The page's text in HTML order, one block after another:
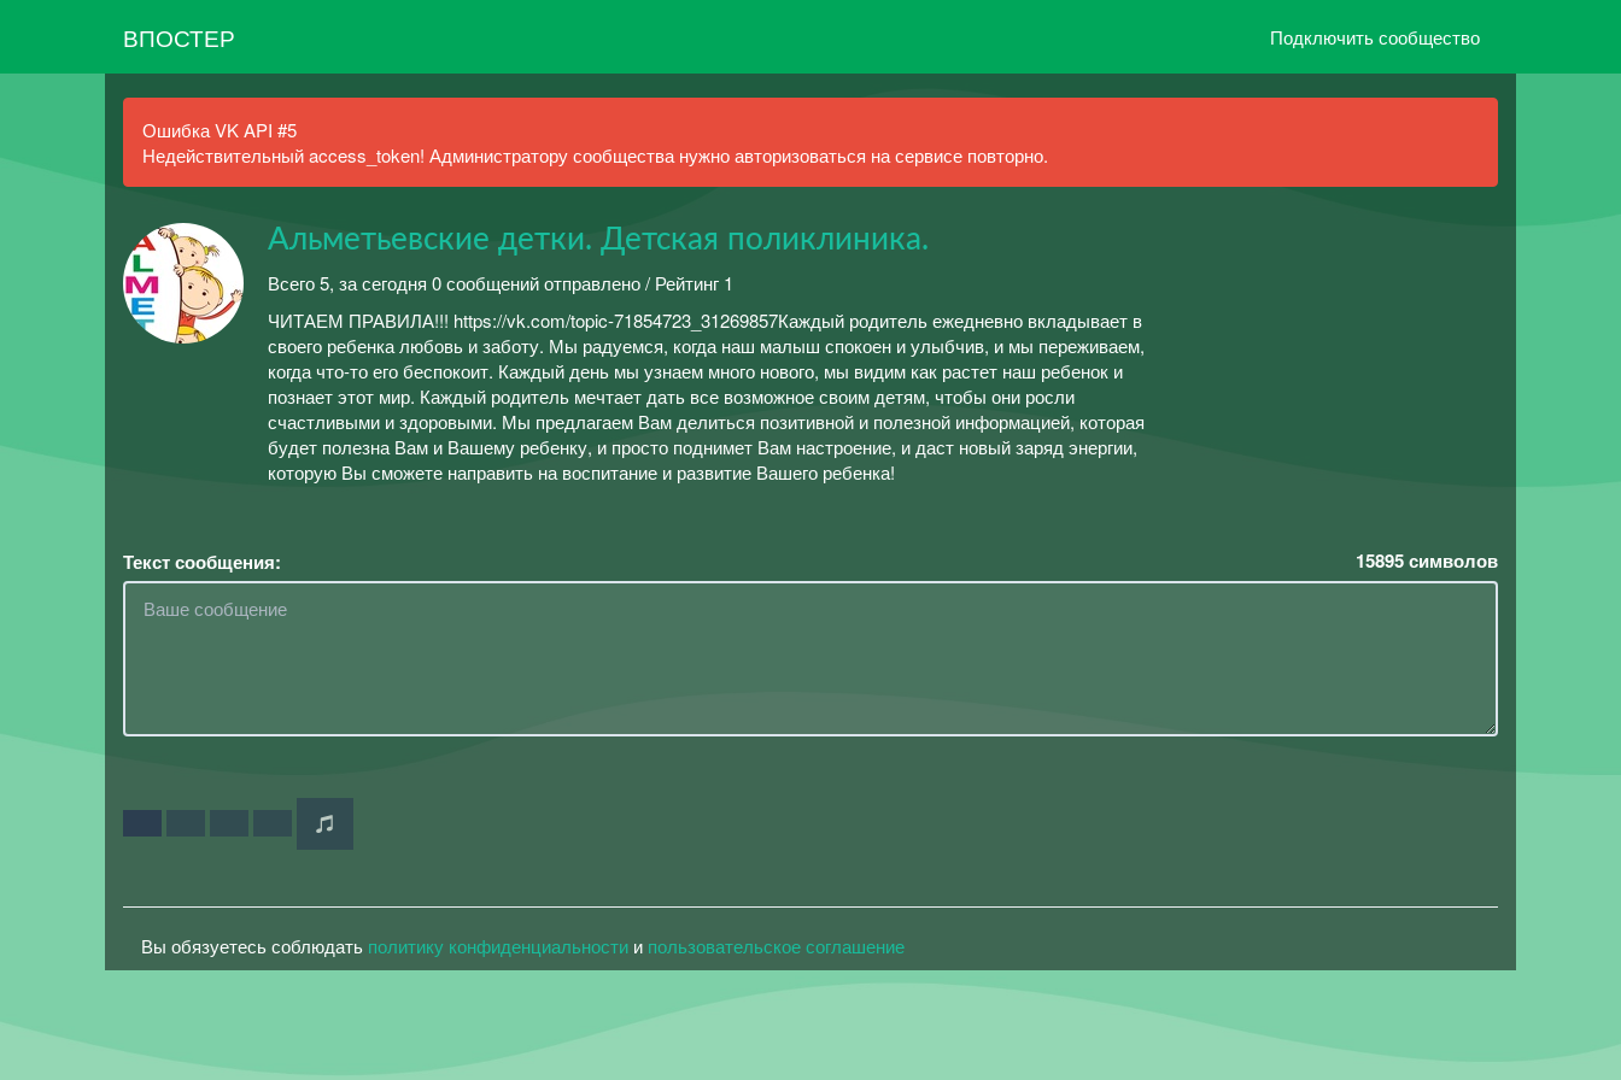
ВПОСТЕР Подключить сообщество
Ошибка VK API #5
Недействительный access_token! Администратору сообщества нужно авторизоваться на сервисе повторно.
Альметьевские детки. Детская поликлиника.
Всего 5, за сегодня 0 сообщений отправлено / Рейтинг 1
ЧИТАЕМ ПРАВИЛА!!! https://vk.com/topic-71854723_31269857Каждый родитель ежедневно вкладывает в
своего ребенка любовь и заботу. Мы радуемся, когда наш малыш спокоен и улыбчив, и мы переживаем,
когда что-то его беспокоит. Каждый день мы узнаем много нового, мы видим как растет наш ребенок и
познает этот мир. Каждый родитель мечтает дать все возможное своим детям, чтобы они росли
счастливыми и здоровыми. Мы предлагаем Вам делиться позитивной и полезной информацией, которая
будет полезна Вам и Вашему ребенку, и просто поднимет Вам настроение, и даст новый заряд энергии,
которую Вы сможете направить на воспитание и развитие Вашего ребенка!
Текст сообщения: 15895символов
Вы обязуетесь соблюдать политику конфиденциальности и пользовательское соглашение